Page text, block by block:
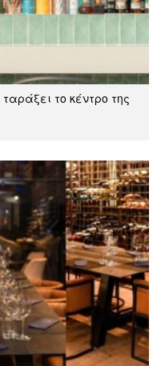
το κέντρο της